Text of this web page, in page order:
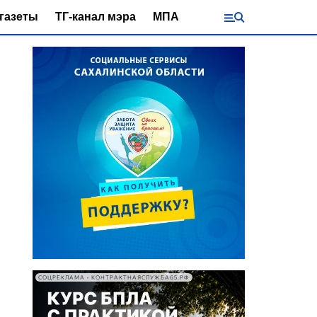
ТГ-канал мэра МПА
СОЦРЕКЛАМА • КОНТРАКТНАЯСЛУЖБА65.РФ